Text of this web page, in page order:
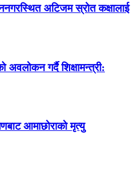
अटिजम स्रोत कक्षालाई
गर्दै शिक्षामन्त्री:
आमाछोराको मृत्यु